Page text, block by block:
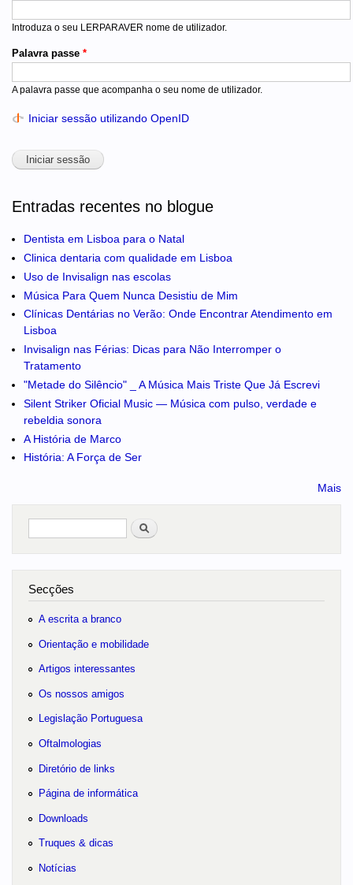
Introduza o seu LERPARAVER nome de utilizador.
Palavra passe *
A palavra passe que acompanha o seu nome de utilizador.
Iniciar sessão utilizando OpenID
Entradas recentes no blogue
Dentista em Lisboa para o Natal
Clinica dentaria com qualidade em Lisboa
Uso de Invisalign nas escolas
Música Para Quem Nunca Desistiu de Mim
Clínicas Dentárias no Verão: Onde Encontrar Atendimento em
Lisboa
Invisalign nas Férias: Dicas para Não Interromper o
Tratamento
"Metade do Silêncio" _ A Música Mais Triste Que Já Escrevi
Silent Striker Oficial Music — Música com pulso, verdade e
rebeldia sonora
A História de Marco
História: A Força de Ser
Mais
Pesquisar
Secções
A escrita a branco
Orientação e mobilidade
Artigos interessantes
Os nossos amigos
Legislação Portuguesa
Oftalmologias
Diretório de links
Página de informática
Downloads
Truques & dicas
Notícias